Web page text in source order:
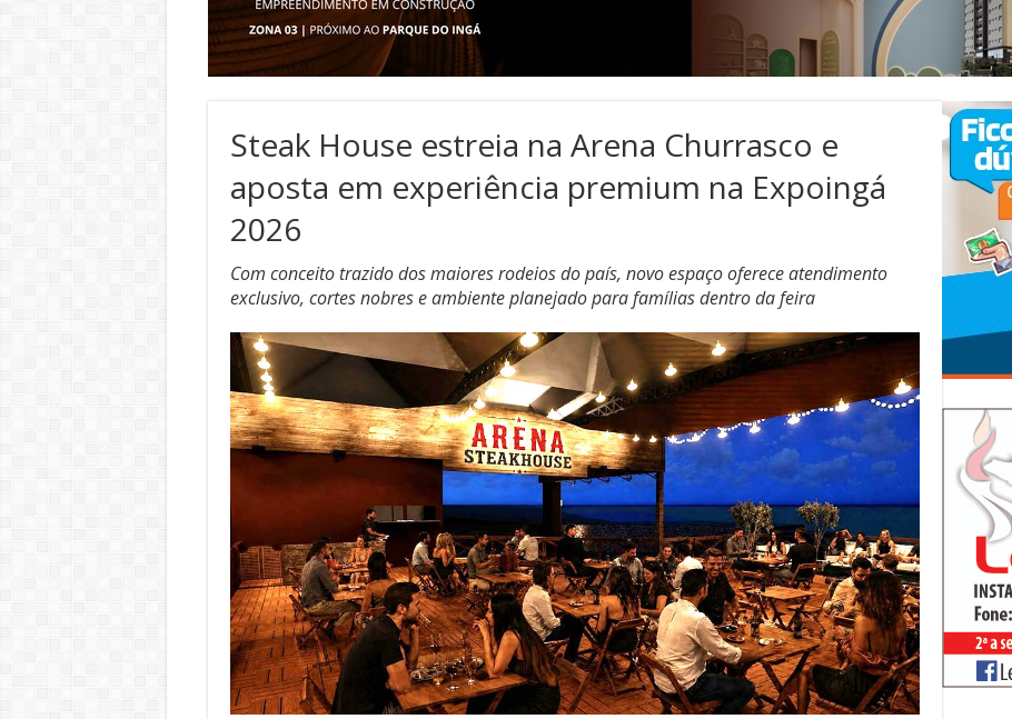
Steak House estreia na Arena Churrasco e
aposta em experiência premium na Expoingá
2026
Com conceito trazido dos maiores rodeios do país, novo espaço oferece atendimento
exclusivo, cortes nobres e ambiente planejado para famílias dentro da feira